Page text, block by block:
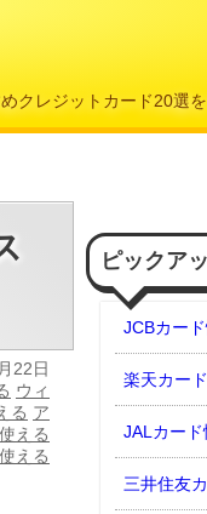
クレジットカード20選
22日
ウィ
る ア
える
える
ピックア
JCBカー
楽天カー
JALカー
三井住友